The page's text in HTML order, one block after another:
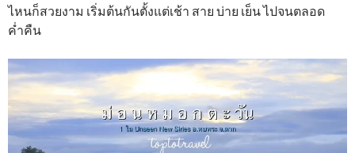
ไหนก็สวยงาม เริ่มต้นกันตั้งแต่เช้า สาย บ่าย เย็น ไปจนตลอด
ค่ำคืน